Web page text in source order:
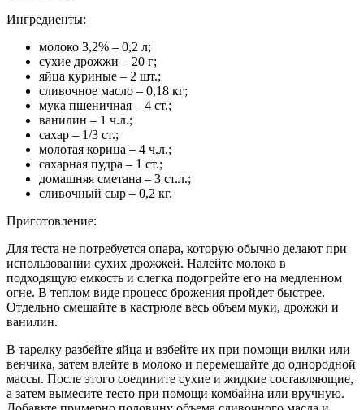
Ингредиенты:
молоко 3,2% – 0,2 л;
сухие дрожжи – 20 г;
яйца куриные – 2 шт.;
сливочное масло – 0,18 кг;
мука пшеничная – 4 ст.;
ванилин – 1 ч.л.;
сахар – 1/3 ст.;
молотая корица – 4 ч.л.;
сахарная пудра – 1 ст.;
домашняя сметана – 3 ст.л.;
сливочный сыр – 0,2 кг.
Приготовление:
Для теста не потребуется опара, которую обычно делают при
использовании сухих дрожжей. Налейте молоко в
подходящую емкость и слегка подогрейте его на медленном
огне. В теплом виде процесс брожения пройдет быстрее.
Отдельно смешайте в кастрюле весь объем муки, дрожжи и
ванилин.
В тарелку разбейте яйца и взбейте их при помощи вилки или
венчика, затем влейте в молоко и перемешайте до однородной
массы. После этого соедините сухие и жидкие составляющие,
а затем вымесите тесто при помощи комбайна или вручную.